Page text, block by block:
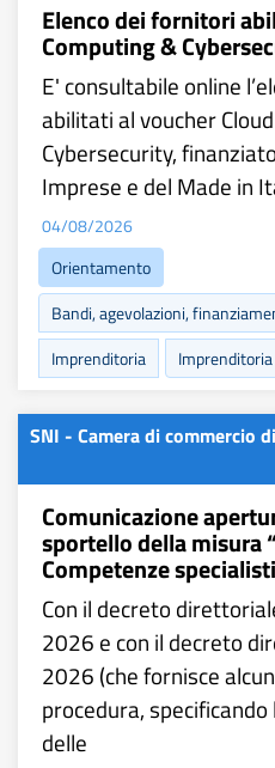
Elenco dei fornitori
Computing &
E' consultabile online
abilitati al voucher
Cybersecurity,
Imprese e del Made in
04/08/2026
Orientamento
Bandi, agevolazioni,
Imprenditoria
SNI - Camera di commercio
Comunicazione
sportello della misura
Competenze
Con il decreto
2026 e con il decreto
2026 (che fornisce
procedura,
delle